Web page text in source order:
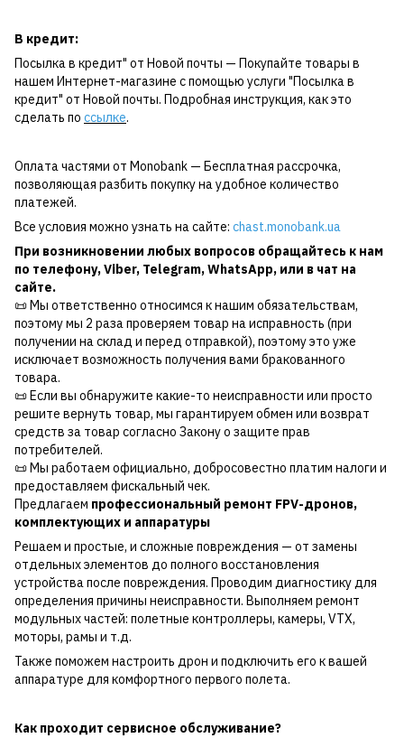
В кредит:
Посылка в кредит" от Новой почты — Покупайте товары в
нашем Интернет-магазине с помощью услуги "Посылка в
кредит" от Новой почты. Подробная инструкция, как это
сделать по ссылке.
Оплата частями от Monobank — Бесплатная рассрочка,
позволяющая разбить покупку на удобное количество
платежей.
Все условия можно узнать на сайте: chast.monobank.ua
При возникновении любых вопросов обращайтесь к нам
по телефону,Viber, Telegram,WhatsApp, или в чат на
сайте.
📜 Мы ответственно относимся к нашим обязательствам,
поэтому мы 2 раза проверяем товар на исправность (при
получении на склад и перед отправкой), поэтому это уже
исключает возможность получения вами бракованного
товара.
📜 Если вы обнаружите какие-то неисправности или просто
решите вернуть товар, мы гарантируем обмен или возврат
средств за товар согласно Закону о защите прав
потребителей.
📜 Мы работаем официально, добросовестно платим налоги и
предоставляем фискальный чек.
Предлагаем профессиональный ремонт FPV-дронов,
комплектующих и аппаратуры
Решаем и простые, и сложные повреждения — от замены
отдельных элементов до полного восстановления
устройства после повреждения. Проводим диагностику для
определения причины неисправности. Выполняем ремонт
модульных частей: полетные контроллеры, камеры, VTX,
моторы, рамы и т.д.
Также поможем настроить дрон и подключить его к вашей
аппаратуре для комфортного первого полета.
Как проходит сервисное обслуживание?